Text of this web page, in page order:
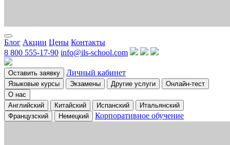
Блог Акции Цены Контакты
8 800 555-17-90 info@ils-school.com
Оставить заявку Личный кабинет
Языковые курсы Экзамены Другие услуги
Онлайн-тест
О нас
Английский
Китайский Испанский
Итальянский
Французский
Немецкий Корпоративное обучение